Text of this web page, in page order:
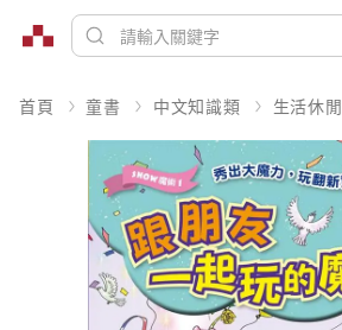
首頁 童書 中文知識類 生活休閒